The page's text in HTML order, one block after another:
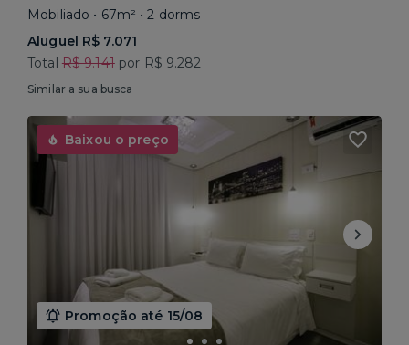
Mobiliado • 67m² • 2 dorms
Aluguel R$ 7.071
Total R$ 9.141por R$ 9.282
Similar a sua busca
Baixou o preço
Promoção até 15/08